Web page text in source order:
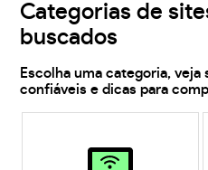
Categorias de
buscados
Escolha uma categoria,
confiáveis e dicas para